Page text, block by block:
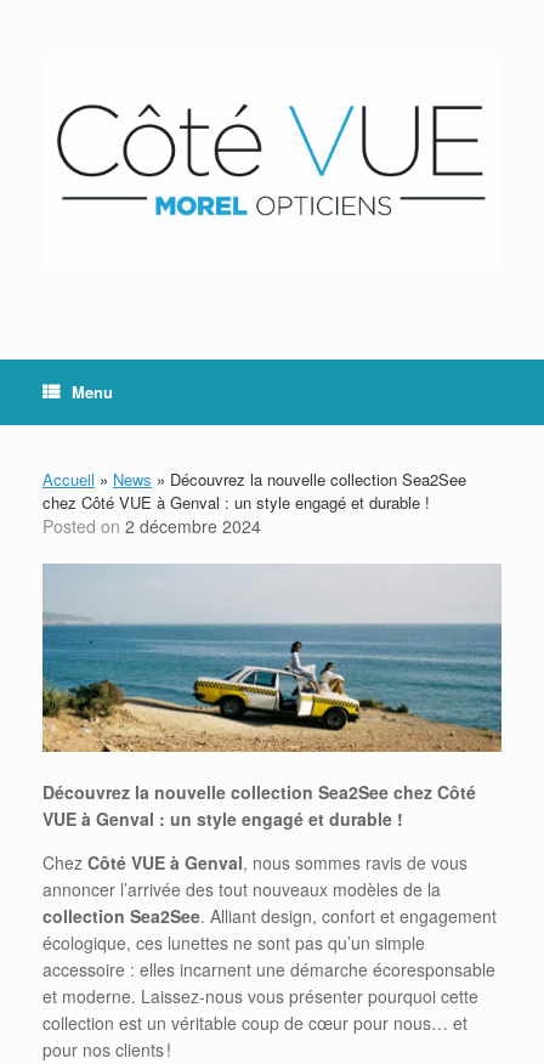
Menu
Accueil » News » Découvrez la nouvelle collection Sea2See
chez Côté VUE à Genval : un style engagé et durable !
Posted on 2 décembre 2024
Découvrez la nouvelle collection Sea2See chez Côté
VUE à Genval : un style engagé et durable !
Chez Côté VUE à Genval, nous sommes ravis de vous
annoncer l’arrivée des tout nouveaux modèles de la
collection Sea2See. Alliant design, confort et engagement
écologique, ces lunettes ne sont pas qu’un simple
accessoire : elles incarnent une démarche écoresponsable
et moderne. Laissez-nous vous présenter pourquoi cette
collection est un véritable coup de cœur pour nous… et
pour nos clients !